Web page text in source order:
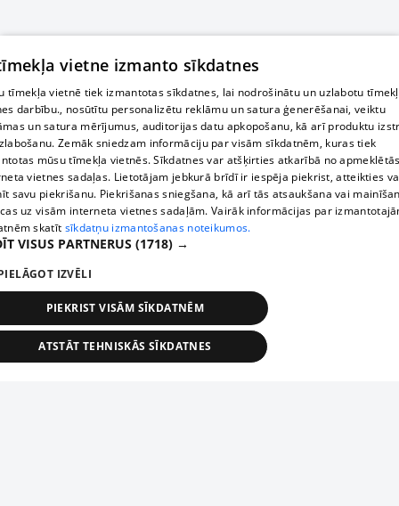
vietne izmanto sīkdatnes
tīmekļa vietnē tiek izmantotas sīkdatnes, lai nodrošinātu un uzlabotu
darbību., nosūtītu personalizētu reklāmu un satura ģenerēšanai, veiktu
un satura mērījumus, auditorijas datu apkopošanu, kā arī produktu
Zemāk sniedzam informāciju par visām sīkdatnēm, kuras tiek
mūsu tīmekļa vietnēs. Sīkdatnes var atšķirties atkarībā no
vietnes sadaļas. Lietotājam jebkurā brīdī ir iespēja piekrist, atteikties
savu piekrišanu. Piekrišanas sniegšana, kā arī tās atsaukšana vai
uz visām interneta vietnes sadaļām. Vairāk informācijas par
skatīt sīkdatņu izmantošanas noteikumos.
VISUS PARTNERUS (1718) →
IZVĒLI
PIEKRIST VISĀM SĪKDATNĒM
ATSTĀT TEHNISKĀS SĪKDATNES